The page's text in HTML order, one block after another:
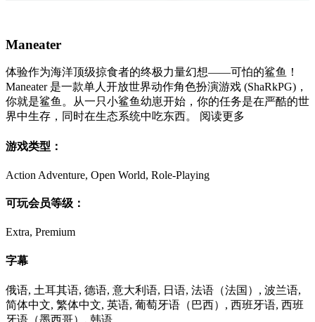
Maneater
体验作为海洋顶级掠食者的终极力量幻想――可怕的鲨鱼！
Maneater 是一款单人开放世界动作角色扮演游戏 (ShaRkPG)，
你就是鲨鱼。从一只小鲨鱼幼崽开始，你的任务是在严酷的世
界中生存，同时在生态系统中吃东西。 阅读更多
游戏类型：
Action Adventure, Open World, Role-Playing
可玩会员等级：
Extra, Premium
字幕
俄语, 土耳其语, 德语, 意大利语, 日语, 法语（法国）, 波兰语,
简体中文, 繁体中文, 英语, 葡萄牙语（巴西）, 西班牙语, 西班
牙语（墨西哥）, 韩语